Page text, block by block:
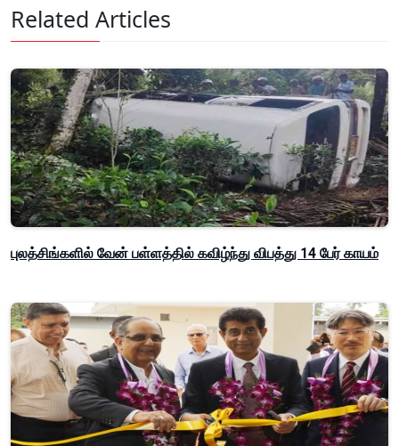
Related Articles
புலத்சிங்களில் வேன் பள்ளத்தில் கவிழ்ந்து விபத்து 14 பேர் காயம்